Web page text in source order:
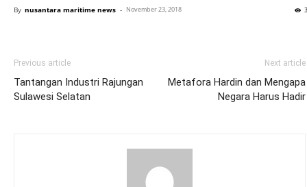
By nusantara maritime news - November 23, 2018
Previous article
Tantangan Industri Rajungan
Sulawesi Selatan
Next article
Metafora Hardin dan Mengapa
Negara Harus Hadir